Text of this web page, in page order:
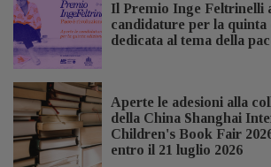
Il Premio Inge Feltrinelli
candidature per la quinta
dedicata al tema della
Aperte le adesioni alla
della China Shanghai
Children's Book Fair
entro il 21 luglio 2026